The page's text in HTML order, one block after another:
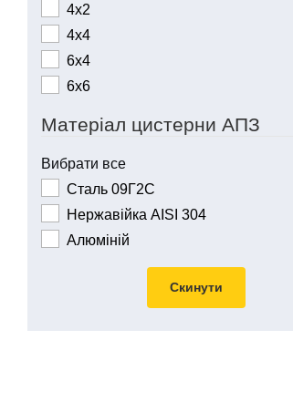
4х2
4х4
6х4
6х6
Матеріал цистерни АПЗ
Вибрати все
Сталь 09Г2С
Нержавійка AISI 304
Алюміній
Скинути